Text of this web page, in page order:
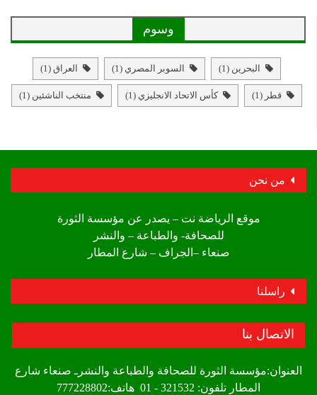
وسوم
البحرين (1) السوبر المصري (1) العراق (1)
قطر (1) كأس الاتحاد الانجليزي (1) منتخب الناشئين (1)
من نحن
موقع الرياضة نت – يصدر عن مؤسسة الثورة
للصحافة- والطباعة – والنشر
صنعاء –الجراف – شارع المطار
راسلنا
الاتصال بنا
العنوان:مؤسسة الثورة للصحافة والطباعة والنشرـ صنعاء شارع
المطار تلفون: 321532 - 01 هاتف:777228802